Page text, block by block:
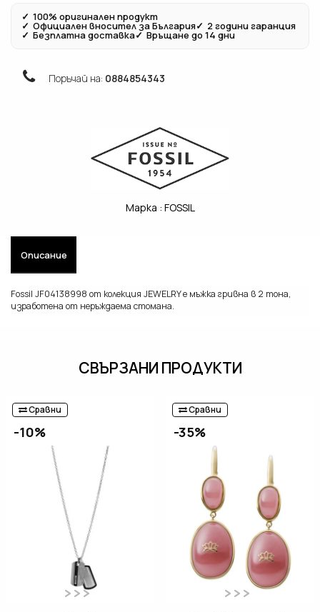
✓ 100% оригинален продукт
✓ Официален вносител за България✓ 2 години гаранция
✓ Безплатна доставка✓ Връщане до 14 дни
Поръчай на: 0884854343
Марка : FOSSIL
Описание
Fossil JF04138998 от колекция JEWELRY е мъжка гривна в 2 тона,
изработена от неръждаема стомана.
СВЪРЗАНИ ПРОДУКТИ
Сравни
-10%
Сравни
-35%